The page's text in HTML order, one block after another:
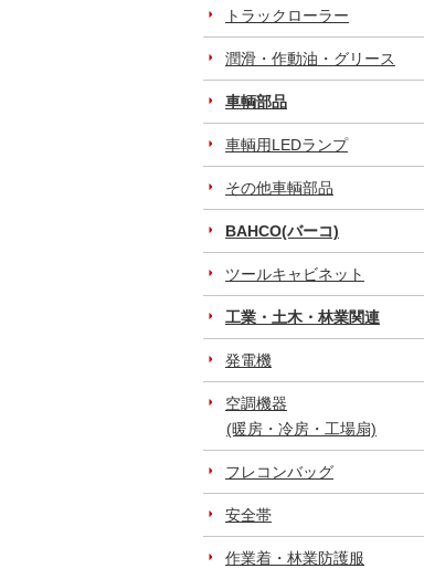
トラックローラー
潤滑・作動油・グリース
車輌部品
車輌用LEDランプ
その他車輌部品
BAHCO(バーコ)
ツールキャビネット
工業・土木・林業関連
発電機
空調機器
(暖房・冷房・工場扇)
フレコンバッグ
安全帯
作業着・林業防護服